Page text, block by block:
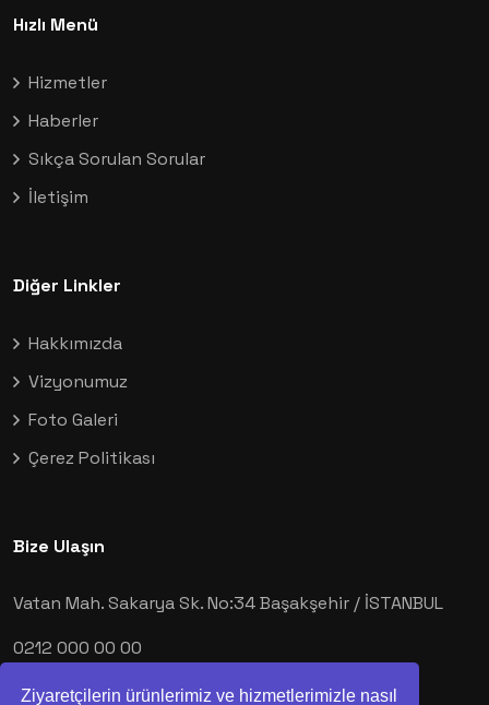
Ziyaretçilerin ürünlerimiz ve hizmetlerimizle nasıl
Hızlı Menü
Hizmetler
Haberler
Sıkça Sorulan Sorular
İletişim
Diğer Linkler
Hakkımızda
Vizyonumuz
Foto Galeri
Çerez Politikası
Bize Ulaşın
Vatan Mah. Sakarya Sk. No:34 Başakşehir / İSTANBUL
0212 000 00 00
demo@demo.com